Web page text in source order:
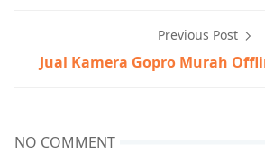
Previous Post
Jual Kamera Gopro Murah
NO COMMENT